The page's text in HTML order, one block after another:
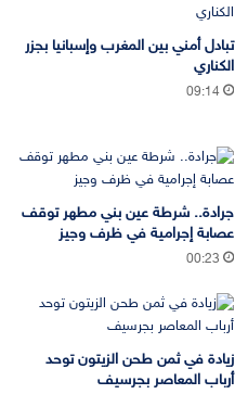
تبادل أمني بين المغرب وإسبانيا بجزر
الكناري
09:14
جرادة.. شرطة عين بني مطهر توقف
عصابة إجرامية في ظرف وجيز
00:23
زيادة في ثمن طحن الزيتون توحد
أرباب المعاصر بجرسيف